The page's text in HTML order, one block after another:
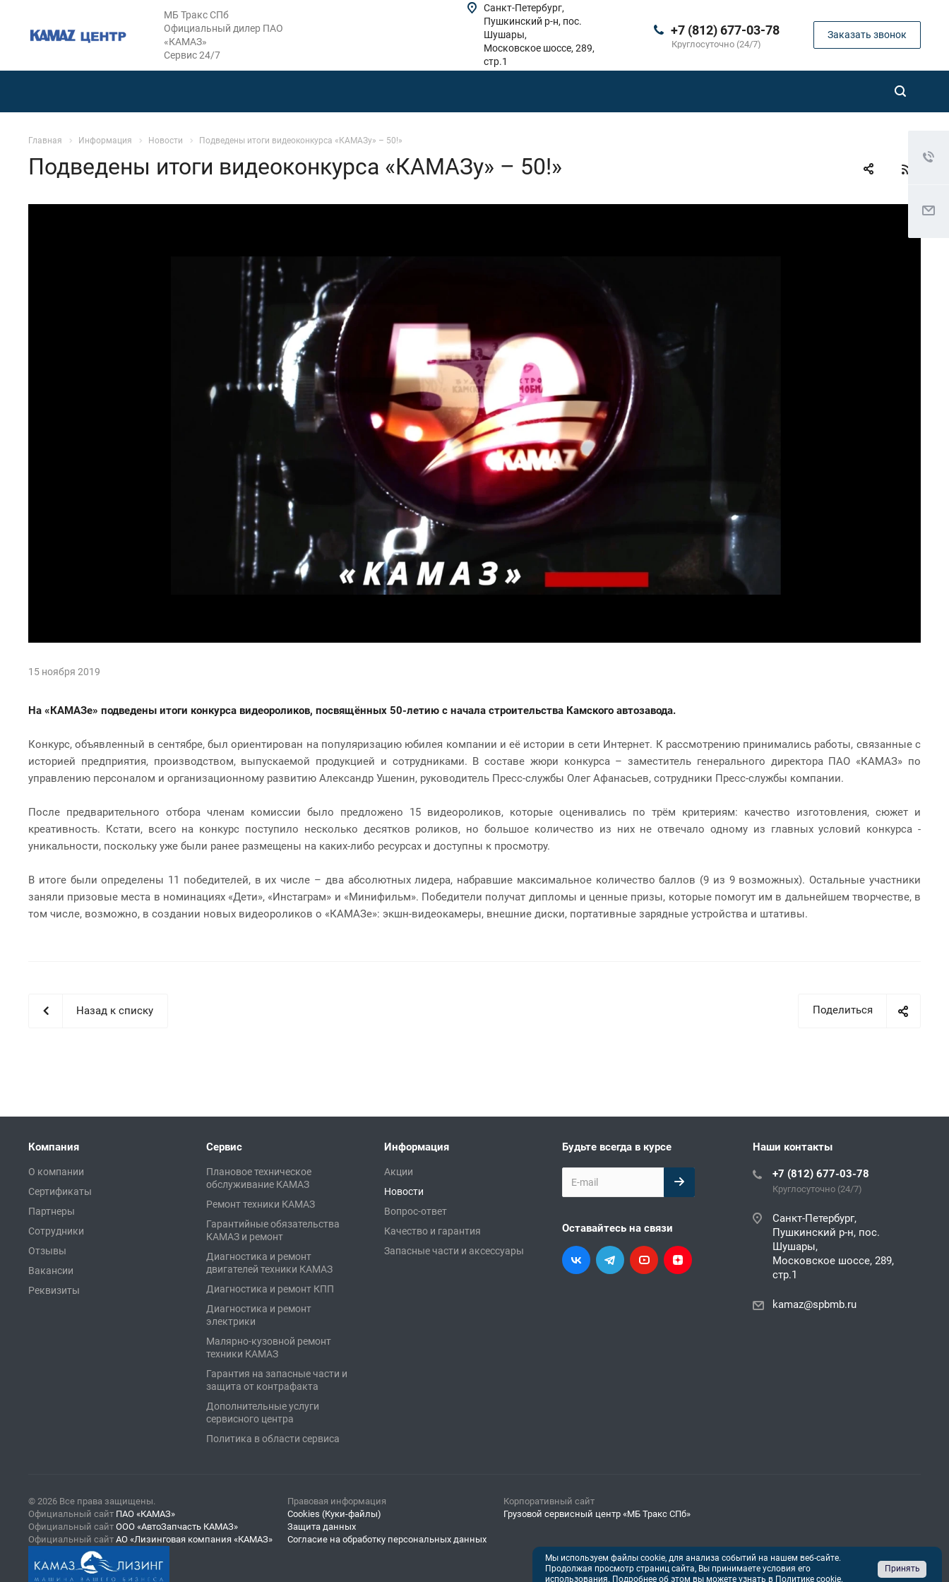
МБ Тракс СПб
Официальный дилер ПАО
«КАМАЗ»
Сервис 24/7
+7 (812) 677-03-78
Круглосуточно (24/7)
Заказать звонок
Санкт-Петербург,
Пушкинский р-н, пос.
Шушары,
Московское шоссе, 289,
стр.1
Главная Информация Новости Подведены итоги видеоконкурса «КАМАЗу» – 50!»
Подведены итоги видеоконкурса «КАМАЗу» – 50!»
15 ноября 2019
На «КАМАЗе» подведены итоги конкурса видеороликов, посвящённых 50-летию с начала строительства Камского автозавода.
Конкурс, объявленный в сентябре, был ориентирован на популяризацию юбилея компании и её истории в сети Интернет. К рассмотрению принимались работы, связанные с
историей предприятия, производством, выпускаемой продукцией и сотрудниками. В составе жюри конкурса – заместитель генерального директора ПАО «КАМАЗ» по
управлению персоналом и организационному развитию Александр Ушенин, руководитель Пресс-службы Олег Афанасьев, сотрудники Пресс-службы компании.
После предварительного отбора членам комиссии было предложено 15 видеороликов, которые оценивались по трём критериям: качество изготовления, сюжет и
креативность. Кстати, всего на конкурс поступило несколько десятков роликов, но большое количество из них не отвечало одному из главных условий конкурса -
уникальности, поскольку уже были ранее размещены на каких-либо ресурсах и доступны к просмотру.
В итоге были определены 11 победителей, в их числе – два абсолютных лидера, набравшие максимальное количество баллов (9 из 9 возможных). Остальные участники
заняли призовые места в номинациях «Дети», «Инстаграм» и «Минифильм». Победители получат дипломы и ценные призы, которые помогут им в дальнейшем творчестве, в
том числе, возможно, в создании новых видеороликов о «КАМАЗе»: экшн-видеокамеры, внешние диски, портативные зарядные устройства и штативы.
Поделиться
Назад к списку
Компания
О компании
Сертификаты
Партнеры
Сотрудники
Отзывы
Вакансии
Реквизиты
Сервис
Плановое техническое
обслуживание КАМАЗ
Ремонт техники КАМАЗ
Гарантийные обязательства
КАМАЗ и ремонт
Диагностика и ремонт
двигателей техники КАМАЗ
Диагностика и ремонт КПП
Диагностика и ремонт
электрики
Малярно-кузовной ремонт
техники КАМАЗ
Гарантия на запасные части и
защита от контрафакта
Дополнительные услуги
сервисного центра
Политика в области сервиса
Информация
Акции
Новости
Вопрос-ответ
Качество и гарантия
Запасные части и аксессуары
Будьте всегда в курсе
Оставайтесь на связи
Наши контакты
+7 (812) 677-03-78
Круглосуточно (24/7)
Санкт-Петербург,
Пушкинский р-н, пос.
Шушары,
Московское шоссе, 289,
стр.1
kamaz@spbmb.ru
© 2026 Все права защищены. Правовая информация
Корпоративный сайт
Официальный сайт ПАО «КАМАЗ» Cookies (Куки-файлы)
Грузовой сервисный центр «МБ Тракс СПб»
Официальный сайт ООО «АвтоЗапчасть КАМАЗ»
Защита данных
Официальный сайт АО «Лизинговая компания «КАМАЗ» Согласие на обработку персональных данных
Мы используем файлы cookie, для анализа событий на нашем веб-сайте.
Продолжая просмотр страниц сайта, Вы принимаете условия его
использования. Подробнее об этом вы можете узнать в Политике cookie.
Принять